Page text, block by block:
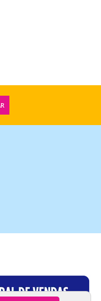
meramente ilustrativas.